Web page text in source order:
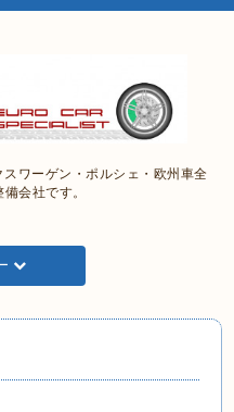
ワーゲン・ポルシェ・欧州車全
会社です。